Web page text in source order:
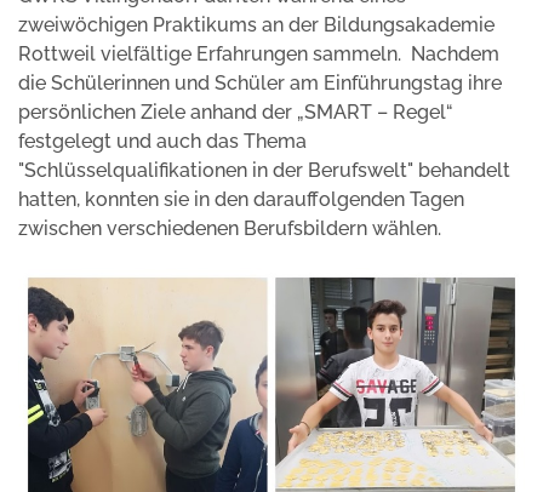
zweiwöchigen Praktikums an der Bildungsakademie
Rottweil vielfältige Erfahrungen sammeln. Nachdem
die Schülerinnen und Schüler am Einführungstag ihre
persönlichen Ziele anhand der „SMART – Regel“
festgelegt und auch das Thema
"Schlüsselqualifikationen in der Berufswelt" behandelt
hatten, konnten sie in den darauffolgenden Tagen
zwischen verschiedenen Berufsbildern wählen.